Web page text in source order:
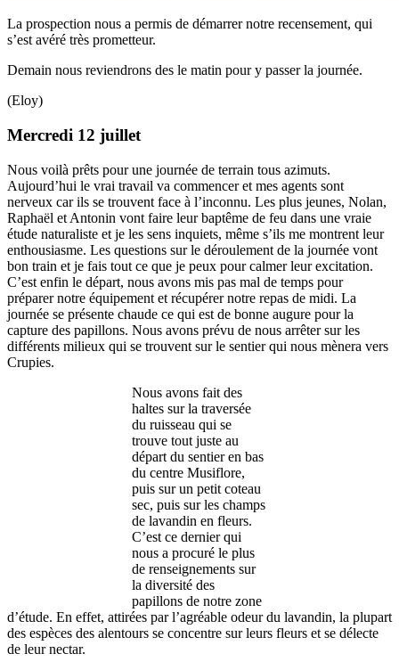
La prospection nous a permis de démarrer notre recensement, qui
s’est avéré très prometteur.
Demain nous reviendrons des le matin pour y passer la journée.
(Eloy)
Mercredi 12 juillet
Nous voilà prêts pour une journée de terrain tous azimuts.
Aujourd’hui le vrai travail va commencer et mes agents sont
nerveux car ils se trouvent face à l’inconnu. Les plus jeunes, Nolan,
Raphaël et Antonin vont faire leur baptême de feu dans une vraie
étude naturaliste et je les sens inquiets, même s’ils me montrent leur
enthousiasme. Les questions sur le déroulement de la journée vont
bon train et je fais tout ce que je peux pour calmer leur excitation.
C’est enfin le départ, nous avons mis pas mal de temps pour
préparer notre équipement et récupérer notre repas de midi. La
journée se présente chaude ce qui est de bonne augure pour la
capture des papillons. Nous avons prévu de nous arrêter sur les
différents milieux qui se trouvent sur le sentier qui nous mènera vers
Crupies.
Nous avons fait des
haltes sur la traversée
du ruisseau qui se
trouve tout juste au
départ du sentier en bas
du centre Musiflore,
puis sur un petit coteau
sec, puis sur les champs
de lavandin en fleurs.
C’est ce dernier qui
nous a procuré le plus
de renseignements sur
la diversité des
papillons de notre zone
d’étude. En effet, attirées par l’agréable odeur du lavandin, la plupart
des espèces des alentours se concentre sur leurs fleurs et se délecte
de leur nectar.